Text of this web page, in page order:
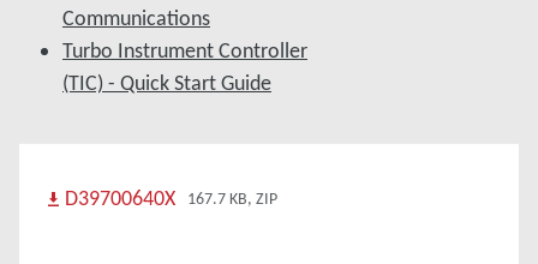
Communications
Turbo Instrument Controller
(TIC) - Quick Start Guide
D39700640X 167.7 KB, ZIP